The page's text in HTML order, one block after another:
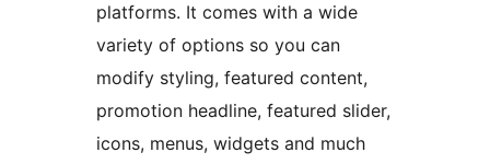
platforms. It comes with a wide
variety of options so you can
modify styling, featured content,
promotion headline, featured slider,
icons, menus, widgets and much